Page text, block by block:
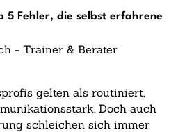
5 Fehler, die selbst erfahrene
- Trainer & Berater
gelten als routiniert,
Doch auch
schleichen sich immer